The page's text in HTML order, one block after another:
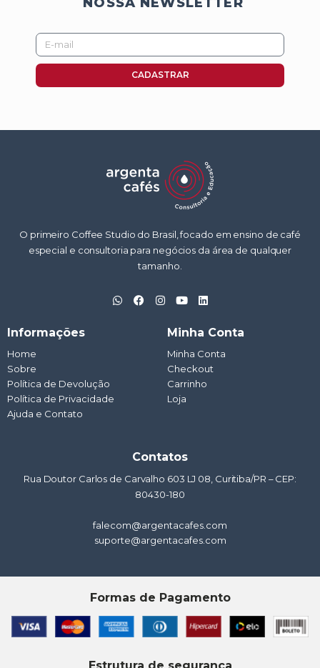
E-
mail
CADASTRAR
O primeiro Coffee Studio do Brasil, focado em ensino de café
especial e consultoria para negócios da área de qualquer
tamanho.
W
h
F
a
I
n
m
Y
o
t
u
b
e
L
i
e
d
i
n
Informações
Home
Sobre
Política de Devolução
Política de Privacidade
Ajuda e Contato
Minha Conta
Minha Conta
Checkout
Carrinho
Loja
Contatos
Rua Doutor Carlos de Carvalho 603 LJ 08, Curitiba/PR – CEP:
80430-180
falecom@argentacafes.com
suporte@argentacafes.com
Formas de Pagamento
Estrutura de segurança